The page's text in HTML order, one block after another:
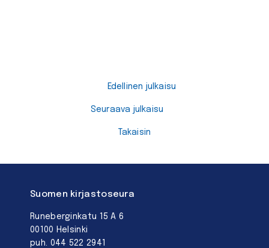
Edellinen julkaisu
Takaisin
Seuraava julkaisu
Suomen kirjastoseura
Runeberginkatu 15 A 6
00100 Helsinki
puh. 044 522 2941